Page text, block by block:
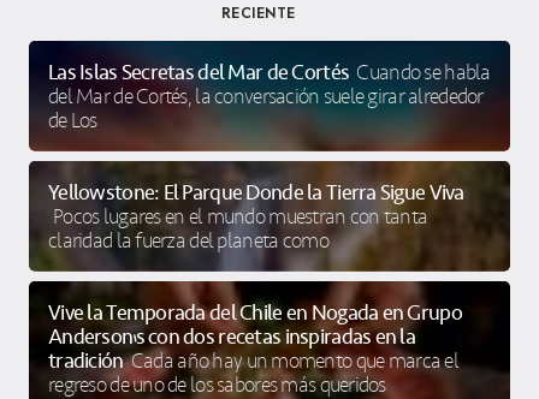
RECIENTE
Las Islas Secretas del Mar de Cortés Cuando se habla
del Mar de Cortés, la conversación suele girar alrededor
de Los
Yellowstone: El Parque Donde la Tierra Sigue Viva
Pocos lugares en el mundo muestran con tanta
claridad la fuerza del planeta como
Vive la Temporada del Chile en Nogada en Grupo
Anderson’s con dos recetas inspiradas en la
tradición Cada año hay un momento que marca el
regreso de uno de los sabores más queridos